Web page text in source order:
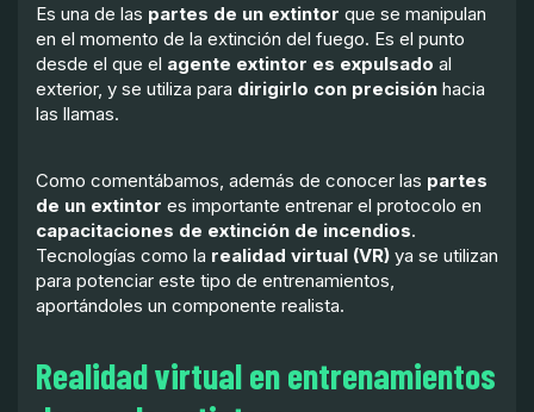
Es una de las partes de un extintor que se manipulan
en el momento de la extinción del fuego. Es el punto
desde el que el agente extintor es expulsado al
exterior, y se utiliza para dirigirlo con precisión hacia
las llamas.
Como comentábamos, además de conocer las partes
de un extintor es importante entrenar el protocolo en
capacitaciones de extinción de incendios.
Tecnologías como la realidad virtual (VR) ya se utilizan
para potenciar este tipo de entrenamientos,
aportándoles un componente realista.
Realidad virtual en entrenamientos